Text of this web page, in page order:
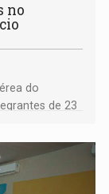
no
do
de 23